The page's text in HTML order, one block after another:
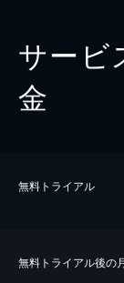
サービ
金
無料トライアル
無料トライアル後の